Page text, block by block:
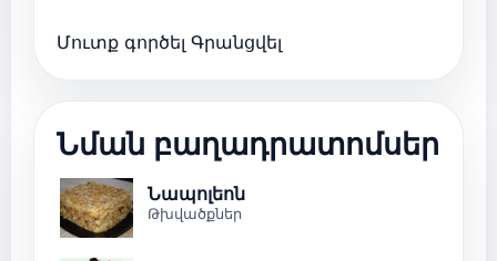
Մուտք գործել Գրանցվել
Նման բաղադրատոմսեր
Նապոլեոն
Թխվածքներ